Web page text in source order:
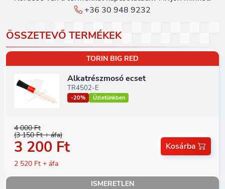
+36 30 948 9232
ÖSSZETEVŐ TERMÉKEK
TORIN BIG RED
Alkatrészmosó ecset
TR4502-E
-20% Üzletünkben
4 000 Ft
(3 150 Ft + áfa)
3 200 Ft
2 520 Ft + áfa
Kosárba
ISMERETLEN